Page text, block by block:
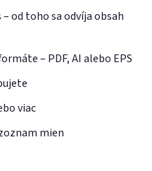
od toho sa odvíja obsah
– PDF, AI alebo EPS
viac
mien